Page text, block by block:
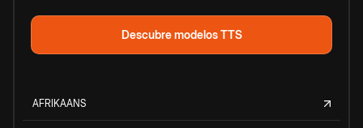
Descubre modelos TTS
AFRIKAANS